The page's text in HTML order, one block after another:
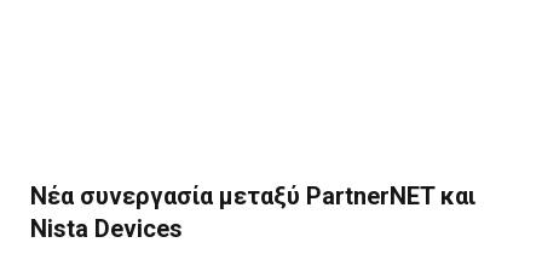
Νέα συνεργασία μεταξύ PartnerNET και
Nista Devices